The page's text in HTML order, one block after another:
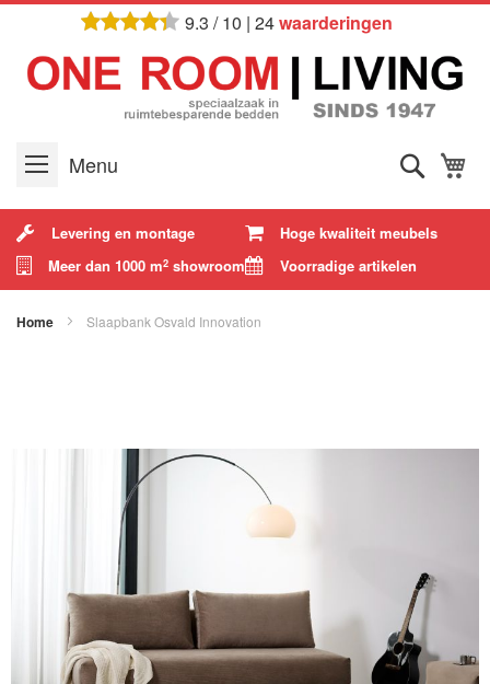
Ga
naar
de
inhoud
9.3 / 10 | 24waarderingen
Menu Zoek
Levering en montage
Hoge kwaliteit meubels
Meer dan 1000 m2 showroom Voorradige artikelen
Home Slaapbank Osvald Innovation
afbeeldingen-